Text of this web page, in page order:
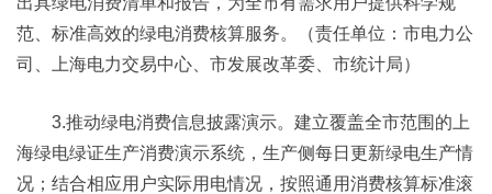
范、标准高效的绿电消费核算服务。（责任单位：市电力公
司、上海电力交易中心、市发展改革委、市统计局）
3.推动绿电消费信息披露演示。建立覆盖全市范围的上
海绿电绿证生产消费演示系统，生产侧每日更新绿电生产情
况；结合相应用户实际用电情况，按照通用消费核算标准滚